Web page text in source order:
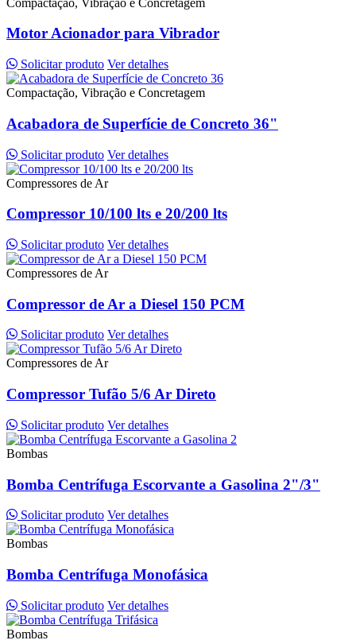
Motor Acionador para Vibrador
Solicitar produto Ver detalhes
Compactação, Vibração e Concretagem
Acabadora de Superfície de Concreto 36"
Solicitar produto Ver detalhes
Compressores de Ar
Compressor 10/100 lts e 20/200 lts
Solicitar produto Ver detalhes
Compressores de Ar
Compressor de Ar a Diesel 150 PCM
Solicitar produto Ver detalhes
Compressores de Ar
Compressor Tufão 5/6 Ar Direto
Solicitar produto Ver detalhes
Bombas
Bomba Centrífuga Escorvante a Gasolina 2"/3"
Solicitar produto Ver detalhes
Bombas
Bomba Centrífuga Monofásica
Solicitar produto Ver detalhes
Bombas